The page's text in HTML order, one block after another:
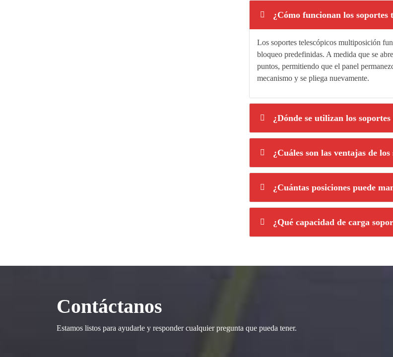
¿Cómo funcionan los soportes
Los soportes telescópicos multiposición
bloqueo predefinidas. A medida que se
puntos, permitiendo que el panel
mecanismo y se pliega nuevamente.
¿Dónde se utilizan los soportes
¿Cuáles son las ventajas de
¿Cuántas posiciones puede
¿Qué capacidad de carga
Contáctanos
Estamos listos para ayudarle y responder cualquier pregunta que pueda tener.